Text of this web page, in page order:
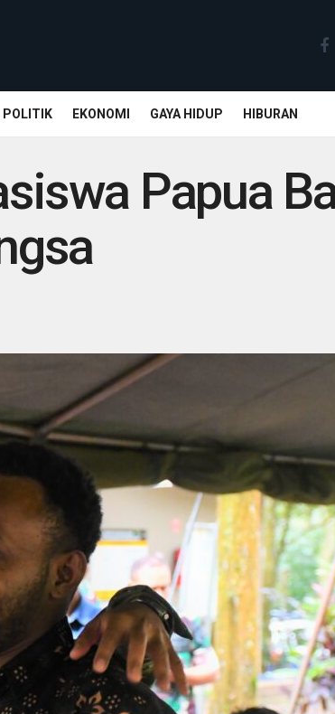
POLITIK EKONOMI GAYA HIDUP HIBURAN
Papua